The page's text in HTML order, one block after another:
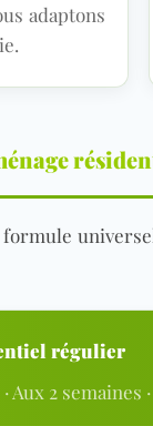
adaptons
formule
régulier
Aux 2 semaines